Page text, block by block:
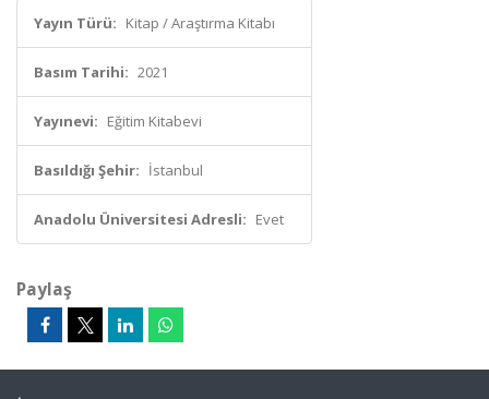
Yayın Türü: Kitap / Araştırma Kitabı
Basım Tarihi: 2021
Yayınevi: Eğitim Kitabevi
Basıldığı Şehir: İstanbul
Anadolu Üniversitesi Adresli: Evet
Paylaş